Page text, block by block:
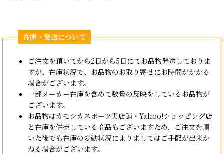
ご注文を頂いてから2日から5日にてお品物発送しておりま
すが、在庫状況で、お品物のお取り寄せにお時間がかかる
場合がございます。
一部メーカー在庫を含めて数量の反映をしているお品物が
ございます。
お品物はカモシカスポーツ実店舗・Yahoo!ショッピング店
と在庫を併売している商品もございますため、ご注文を頂
いた後でも在庫の変動状況によりましてはご手配が出来か
ねる場合がございます。